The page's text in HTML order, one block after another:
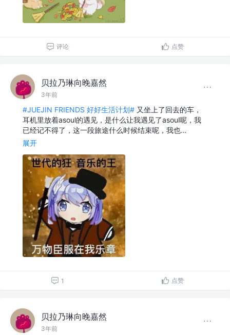
评论 点赞
贝拉乃琳向晚嘉然
3年前
#JUEJIN FRIENDS 好好生活计划# 又坐上了回去的车，
耳机里放着asoul的遇见，是什么让我遇见了asoul呢，我
已经记不得了，这一段旅途什么时候结束呢，我也…
展开
1 点赞
贝拉乃琳向晚嘉然
3年前